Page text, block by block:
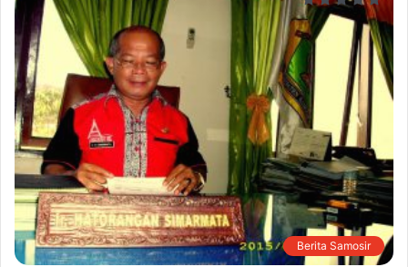
Berita Samosir